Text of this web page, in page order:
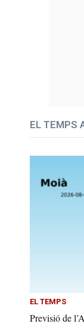
EL TEMPS
EL TEMPS
Previsió de